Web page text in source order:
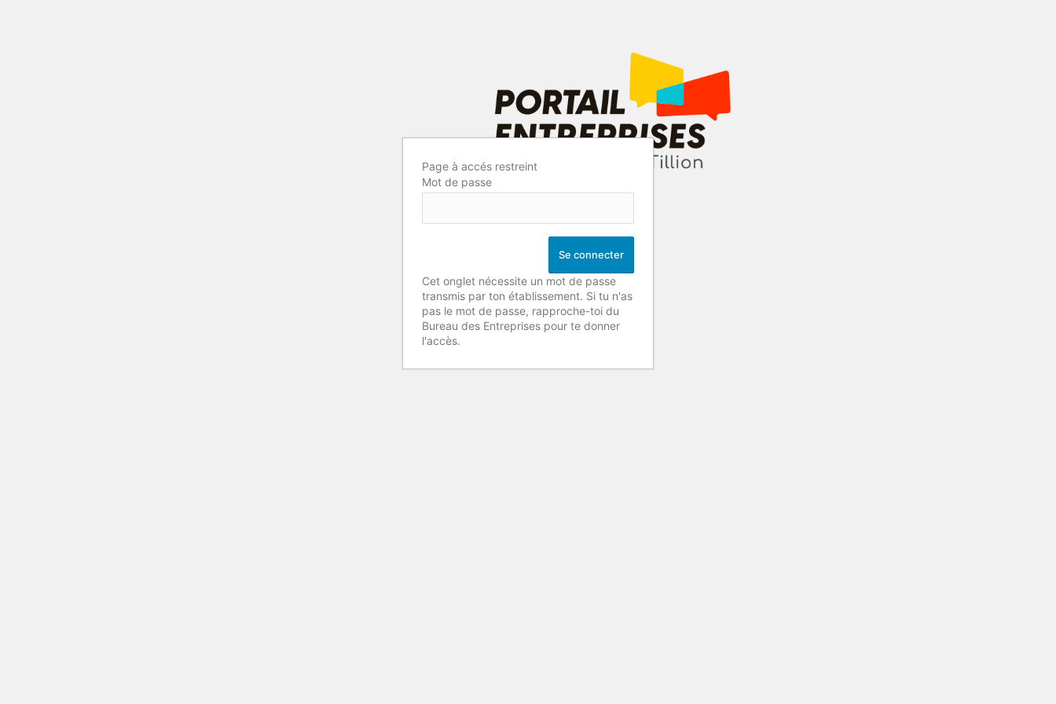
Page à accés restreint
Mot de passe
Cet onglet nécessite un mot de passe
transmis par ton établissement. Si tu n'as
pas le mot de passe, rapproche-toi du
Bureau des Entreprises pour te donner
l'accès.